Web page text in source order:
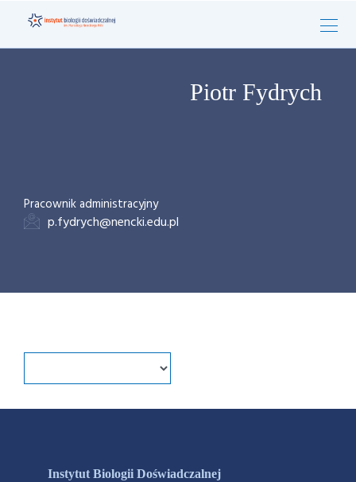
Piotr Fydrych
Pracownik administracyjny
p.fydrych@nencki.edu.pl
Instytut Biologii Doświadczalnej